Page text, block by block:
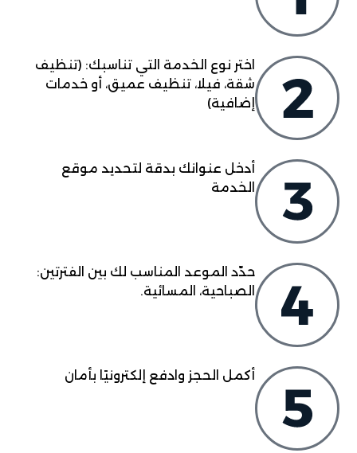
اختر نوع الخدمة التي تناسبك: (تنظيف
شقة، فيلا، تنظيف عميق، أو خدمات
إضافية)
أدخل عنوانك بدقة لتحديد موقع
الخدمة
حدّد الموعد المناسب لك بين الفترتين:
الصباحية، المسائية.
أكمل الحجز وادفع إلكترونيًا بأمان